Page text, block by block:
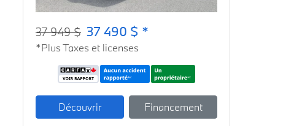
37 949 $ 37 490 $ *
*Plus Taxes et licenses
Découvrir Financement